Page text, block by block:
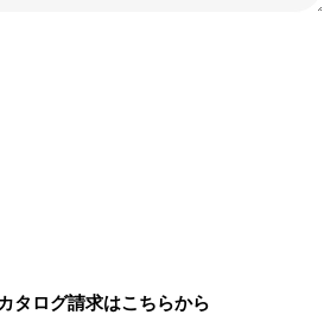
タログ請求はこちらから